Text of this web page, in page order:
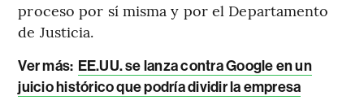
proceso por sí misma y por el Departamento
de Justicia.
Ver más: EE.UU. se lanza contra Google en un
juicio histórico que podría dividir la empresa